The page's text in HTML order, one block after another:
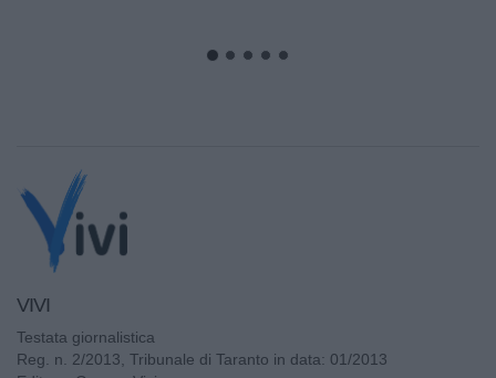
VIVI
Testata giornalistica
Reg. n. 2/2013, Tribunale di Taranto in data: 01/2013